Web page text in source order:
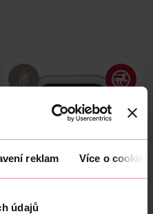
reklam Více o cookies
údajů
Vanička pro psy s drůbežím a